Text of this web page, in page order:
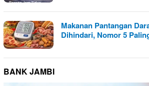
Makanan Pantangan
Dihindari, Nomor 5
BANK JAMBI